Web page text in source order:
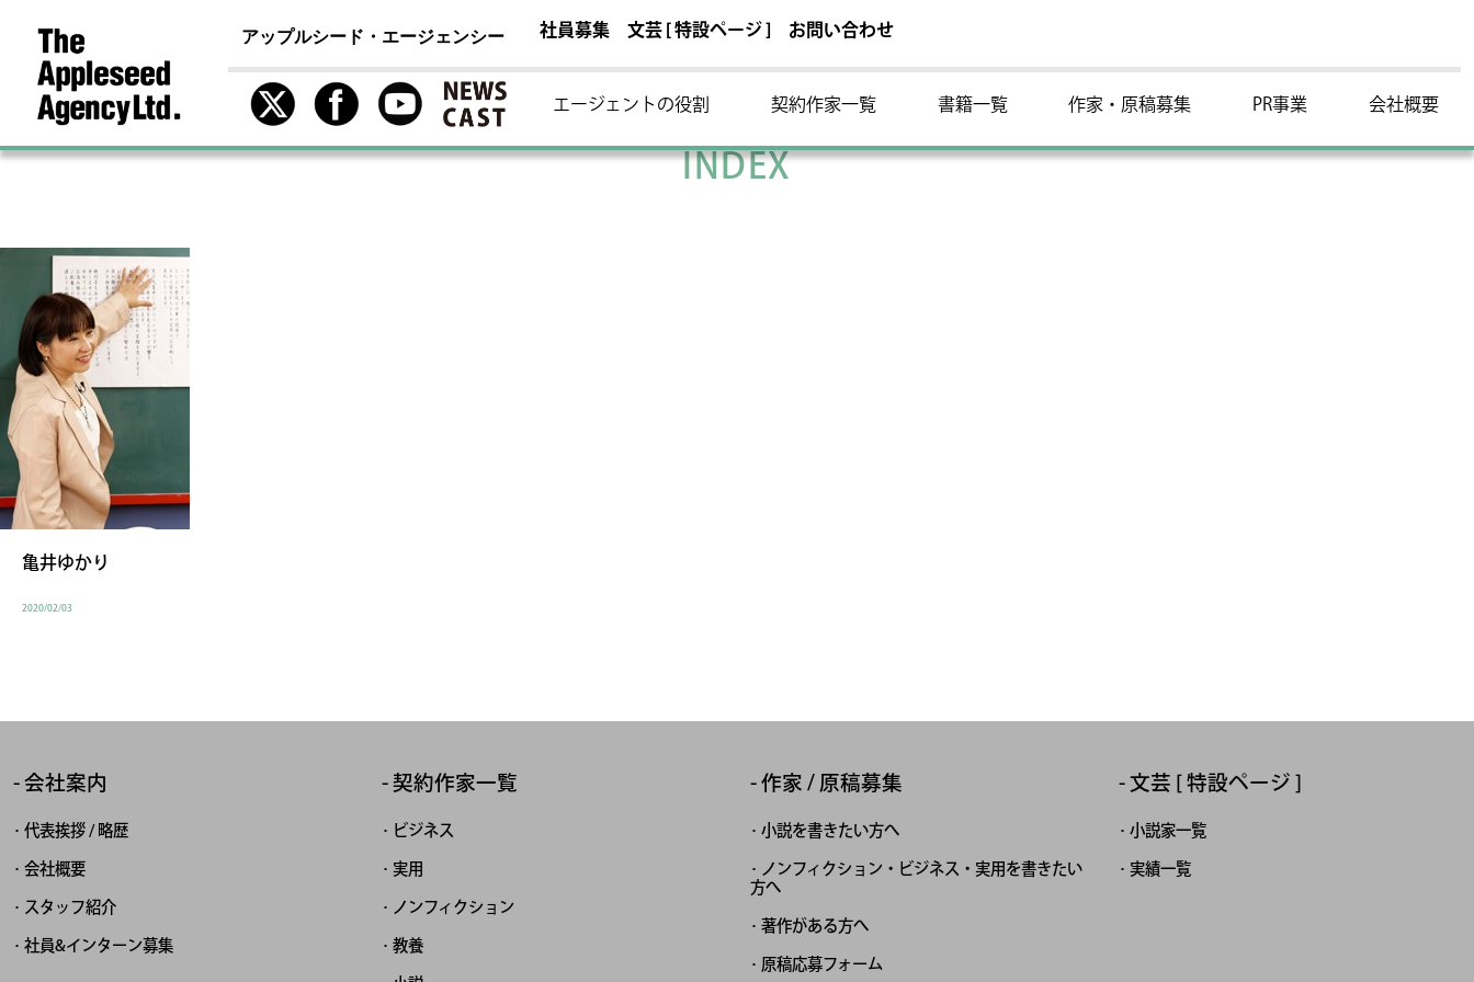
アップルシード・エージェンシー 社員募集 文芸 [ 特設ページ ] お問い合わせ
エージェントの役割 契約作家一覧 書籍一覧 作家・原稿募集 PR事業 会社概要
INDEX
亀井ゆかり
2020/02/03
会社案内
代表挨拶 / 略歴
会社概要
スタッフ紹介
社員&インターン募集
契約作家一覧
ビジネス
実用
ノンフィクション
教養
作家 / 原稿募集
小説を書きたい方へ
ノンフィクション・ビジネス・実用を書きたい
方へ
著作がある方へ
原稿応募フォーム
文芸 [ 特設ページ ]
小説家一覧
実績一覧